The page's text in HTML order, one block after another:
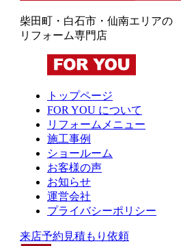
柴田町・白石市・仙南エリアの
リフォーム専門店
トップページ
FOR YOU について
リフォームメニュー
施工事例
ショールーム
お客様の声
お知らせ
運営会社
プライバシーポリシー
来店予約 見積もり依頼